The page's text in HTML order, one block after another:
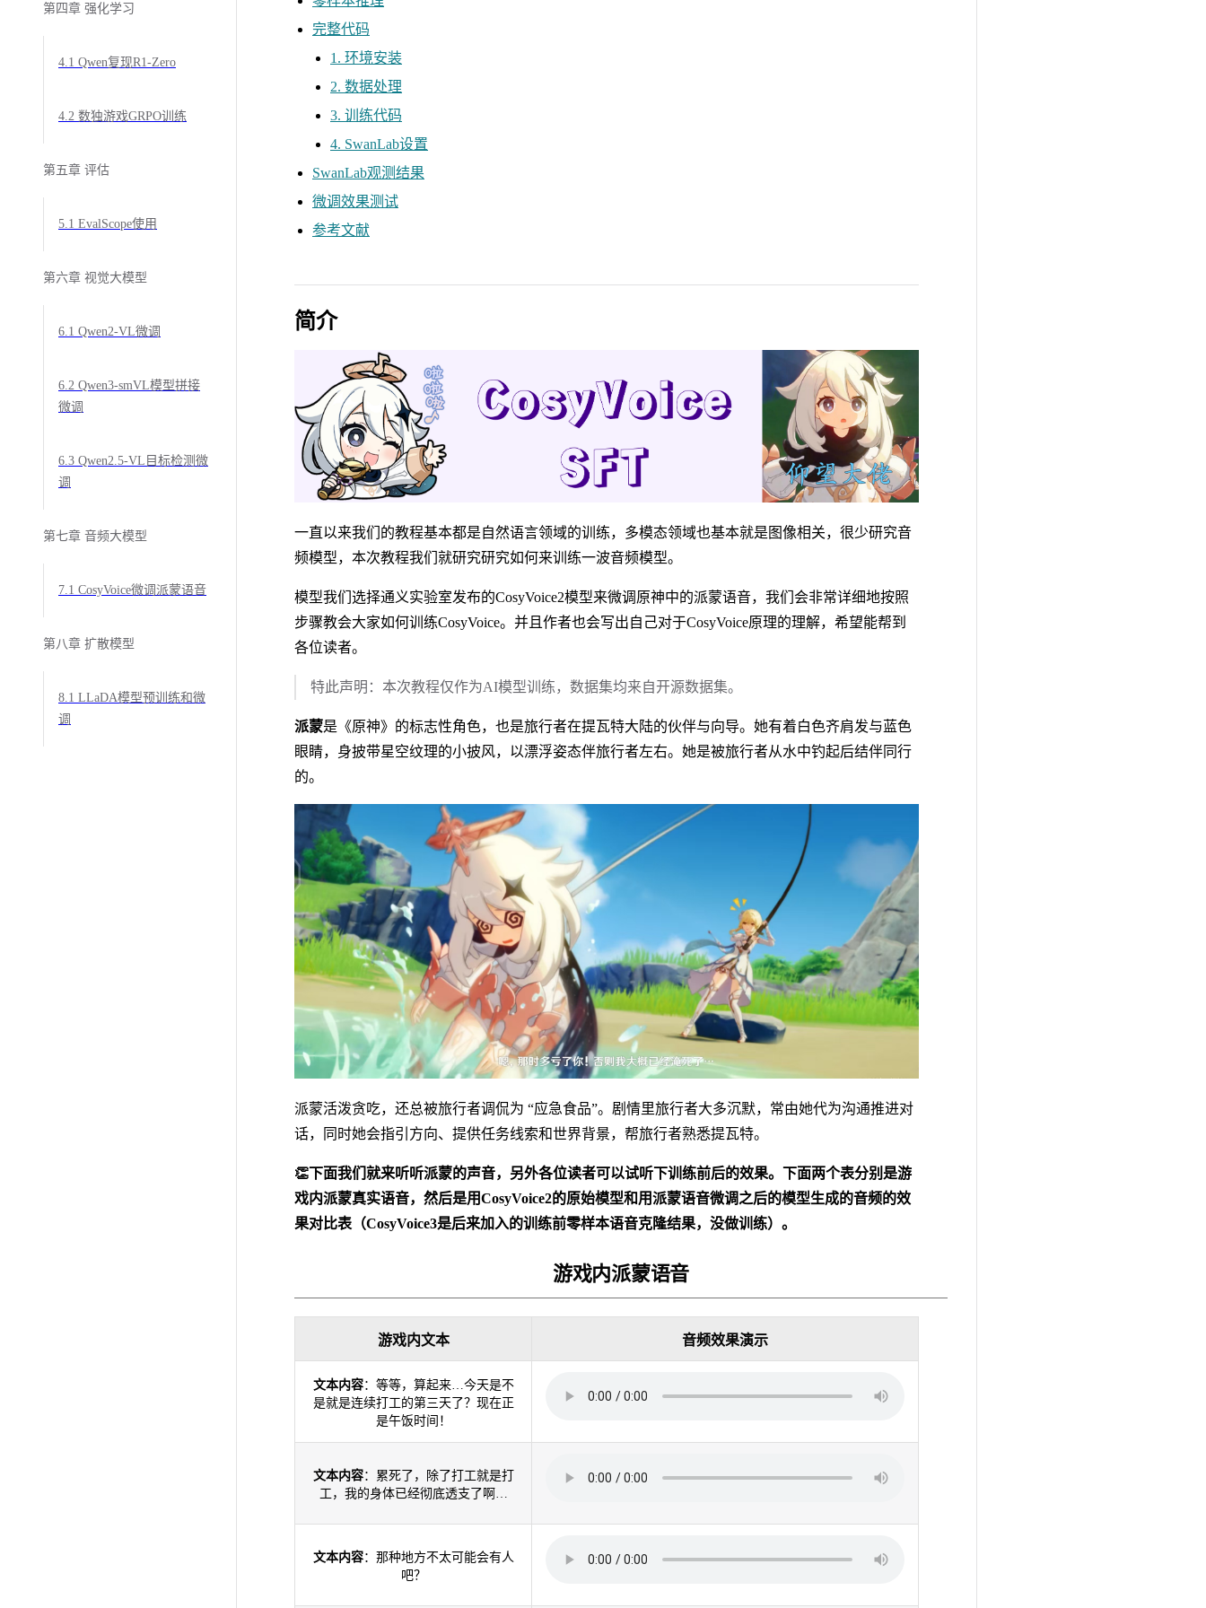
第四章 强化学习
4.1 Qwen复现R1-Zero
4.2 数独游戏GRPO训练
第五章 评估
5.1 EvalScope使用
第六章 视觉大模型
6.1 Qwen2-VL微调
6.2 Qwen3-smVL模型拼接
微调
6.3 Qwen2.5-VL目标检测微
调
第七章 音频大模型
7.1 CosyVoice微调派蒙语音
第八章 扩散模型
8.1 LLaDA模型预训练和微
调
完整代码
1. 环境安装
2. 数据处理
3. 训练代码
4. SwanLab设置
SwanLab观测结果
微调效果测试
参考文献
简介
一直以来我们的教程基本都是自然语言领域的训练，多模态领域也基本就是图像相关，很少研究音
频模型，本次教程我们就研究研究如何来训练一波音频模型。
模型我们选择通义实验室发布的CosyVoice2模型来微调原神中的派蒙语音，我们会非常详细地按照
步骤教会大家如何训练CosyVoice。并且作者也会写出自己对于CosyVoice原理的理解，希望能帮到
各位读者。
特此声明：本次教程仅作为AI模型训练，数据集均来自开源数据集。
派蒙是《原神》的标志性角色，也是旅行者在提瓦特大陆的伙伴与向导。她有着白色齐肩发与蓝色
眼睛，身披带星空纹理的小披风，以漂浮姿态伴旅行者左右。她是被旅行者从水中钓起后结伴同行
的。
派蒙活泼贪吃，还总被旅行者调侃为 “应急食品”。剧情里旅行者大多沉默，常由她代为沟通推进对
话，同时她会指引方向、提供任务线索和世界背景，帮旅行者熟悉提瓦特。
👏下面我们就来听听派蒙的声音，另外各位读者可以试听下训练前后的效果。下面两个表分别是游
戏内派蒙真实语音，然后是用CosyVoice2的原始模型和用派蒙语音微调之后的模型生成的音频的效
果对比表（CosyVoice3是后来加入的训练前零样本语音克隆结果，没做训练）。
游戏内派蒙语音
游戏内文本 音频效果演示
文本内容：等等，算起来…今天是不
是就是连续打工的第三天了？现在正
是午饭时间！
文本内容：累死了，除了打工就是打
工，我的身体已经彻底透支了啊…
文本内容：那种地方不太可能会有人
吧？